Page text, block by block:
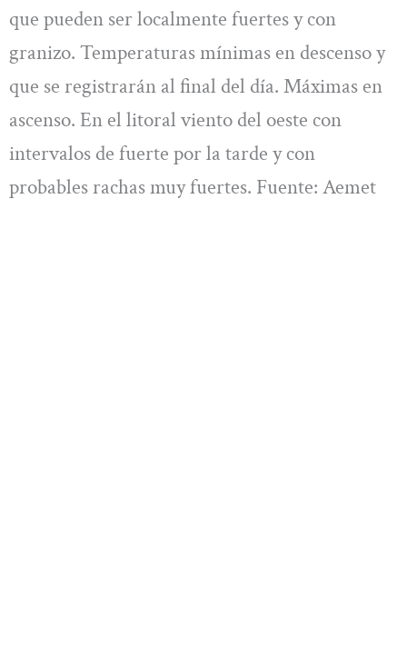
que pueden ser localmente fuertes y con
granizo. Temperaturas mínimas en descenso y
que se registrarán al final del día. Máximas en
ascenso. En el litoral viento del oeste con
intervalos de fuerte por la tarde y con
probables rachas muy fuertes. Fuente: Aemet